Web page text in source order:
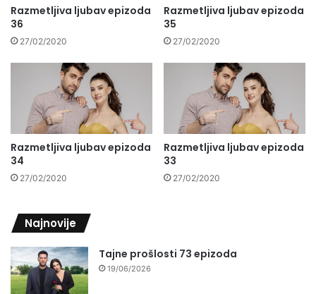
Razmetljiva ljubav epizoda
36
27/02/2020
Razmetljiva ljubav epizoda
35
27/02/2020
Razmetljiva ljubav epizoda
34
27/02/2020
Razmetljiva ljubav epizoda
33
27/02/2020
Najnovije
Tajne prošlosti 73 epizoda
19/06/2026